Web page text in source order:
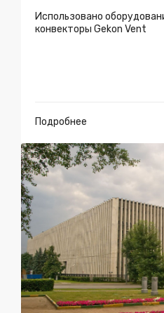
Использовано
конвекторы Gekon Vent
Подробнее